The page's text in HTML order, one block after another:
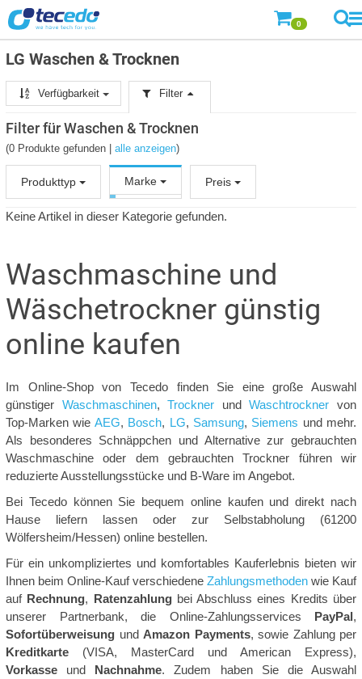
0
LG Waschen & Trocknen
Verfügbarkeit Filter
Filter für Waschen & Trocknen
(0 Produkte gefunden | alle anzeigen)
Produkttyp Marke Preis
Keine Artikel in dieser Kategorie gefunden.
Waschmaschine und
Wäschetrockner günstig
online kaufen
Im Online-Shop von Tecedo finden Sie eine große Auswahl
günstiger Waschmaschinen,Trockner undWaschtrockner von
Top-Marken wie AEG, Bosch, LG, Samsung, Siemens und mehr.
Als besonderes Schnäppchen und Alternative zur gebrauchten
Waschmaschine oder dem gebrauchten Trockner führen wir
reduzierte Ausstellungsstücke und B-Ware im Angebot.
Bei Tecedo können Sie bequem online kaufen und direkt nach
Hause liefern lassen oder zur Selbstabholung (61200
Wölfersheim/Hessen) online bestellen.
Für ein unkompliziertes und komfortables Kauferlebnis bieten wir
Ihnen beim Online-Kauf verschiedene Zahlungsmethoden wie Kauf
auf Rechnung, Ratenzahlungbei Abschluss eines Kredits über
unserer Partnerbank, die Online-Zahlungsservices PayPal,
Sofortüberweisung und Amazon Payments, sowie Zahlung per
Kreditkarte (VISA, MasterCard und American Express),
Vorkasse und Nachnahme. Zudem haben Sie die Auswahl